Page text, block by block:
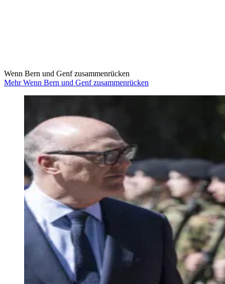
Wenn Bern und Genf zusammenrücken
Mehr Wenn Bern und Genf zusammenrücken